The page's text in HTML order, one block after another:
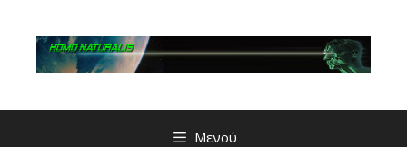
περιεχόμενο
Μενού